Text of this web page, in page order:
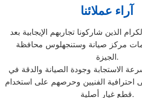
آراء عملائنا
الذين شاركونا تجاربهم الإيجابية بعد
مركز صيانة وستنجهلوس محافظة
الجيزة.
الاستجابة وجودة الصيانة والدقة في
احترافية الفنيين وحرصهم على استخدام
قطع غيار أصلية.